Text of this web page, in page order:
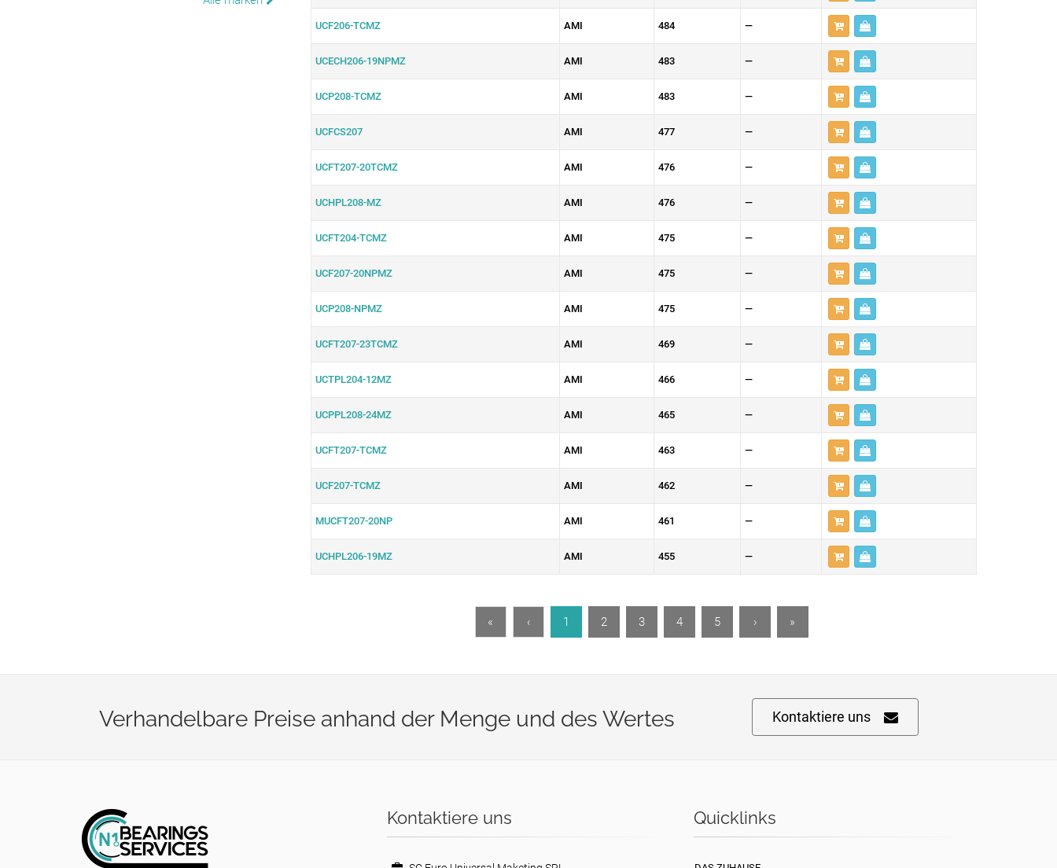
UCF206-TCMZ AMI 484 —
UCECH206-19NPMZ AMI 483 —
UCP208-TCMZ AMI 483 —
UCFCS207 AMI 477 —
UCFT207-20TCMZ AMI 476 —
UCHPL208-MZ AMI 476 —
UCFT204-TCMZ AMI 475 —
UCF207-20NPMZ AMI 475 —
UCP208-NPMZ AMI 475 —
UCFT207-23TCMZ AMI 469 —
UCTPL204-12MZ AMI 466 —
UCPPL208-24MZ AMI 465 —
UCFT207-TCMZ AMI 463 —
UCF207-TCMZ AMI 462 —
MUCFT207-20NP AMI 461 —
UCHPL206-19MZ AMI 455 —
« ‹ 1 2 3 4 5 › »
Verhandelbare Preise anhand der Menge und des Wertes Kontaktiere uns
Kontaktiere uns Quicklinks